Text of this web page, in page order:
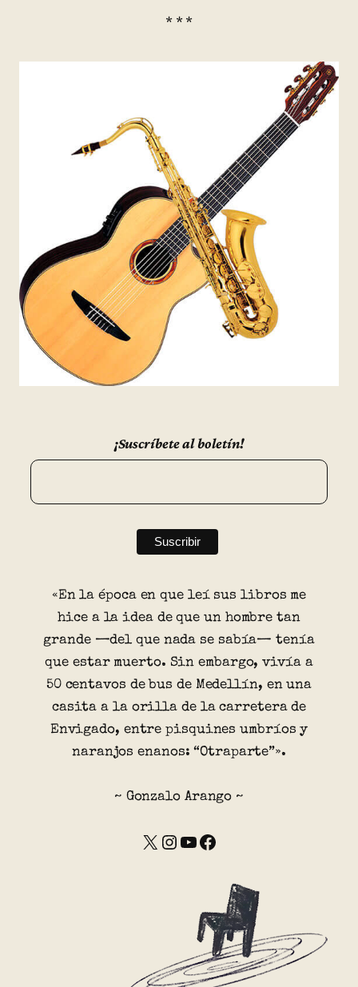
* * *
¡Suscríbete al boletín!
«En la época en que leí sus libros me
hice a la idea de que un hombre tan
grande —del que nada se sabía— tenía
que estar muerto. Sin embargo, vivía a
50 centavos de bus de Medellín, en una
casita a la orilla de la carretera de
Envigado, entre pisquines umbríos y
naranjos enanos: “Otraparte”».
~ Gonzalo Arango ~
X Instagram YouTube Facebook